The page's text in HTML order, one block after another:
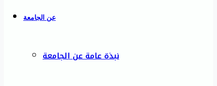
عن الجامعة
نبذة عامة عن الجامعة